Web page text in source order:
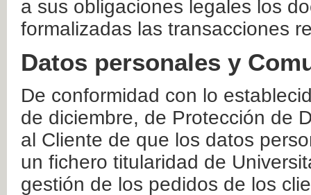
a sus obligaciones legales los
formalizadas las transacciones
Datos personales y
De conformidad con lo
de diciembre, de Protección de
al Cliente de que los datos
un fichero titularidad de
gestión de los pedidos de los